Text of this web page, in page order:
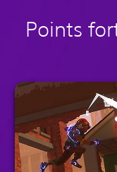
Points